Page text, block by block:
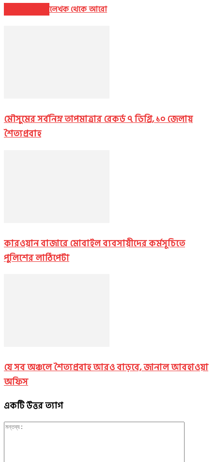
লেখক থেকে আরো
মৌসুমের সর্বনিম্ন তাপমাত্রার রেকর্ড ৭ ডিগ্রি, ১০ জেলায়
শৈত্যপ্রবাহ
কারওয়ান বাজারে মোবাইল ব্যবসায়ীদের কর্মসূচিতে
পুলিশের লাঠিপেটা
যে সব অঞ্চলে শৈত্যপ্রবাহ আরও বাড়বে, জানাল আবহাওয়া
অফিস
একটি উত্তর ত্যাগ